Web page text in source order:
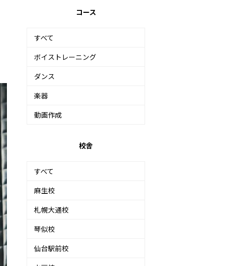
コース
すべて
ボイストレーニング
ダンス
楽器
動画作成
校舎
すべて
麻生校
札幌大通校
琴似校
仙台駅前校